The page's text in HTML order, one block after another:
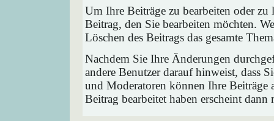
Um Ihre Beiträge zu bearbeiten oder
Beitrag, den Sie bearbeiten möchten.
Löschen des Beitrags das gesamte
Nachdem Sie Ihre Änderungen
andere Benutzer darauf hinweist, dass
und Moderatoren können Ihre Beiträge
Beitrag bearbeitet haben erscheint